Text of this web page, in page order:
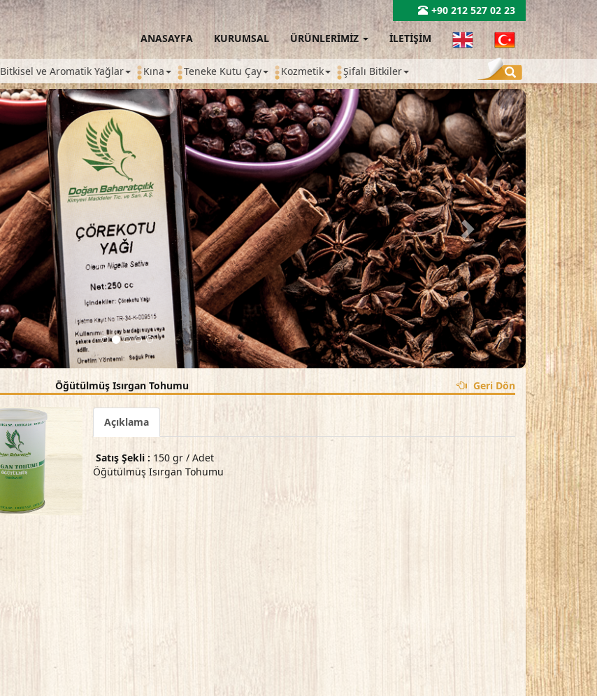
+90 212 527 02 23
ANASAYFA KURUMSAL ÜRÜNLERİMİZ İLETİŞİM
Bitkisel ve Aromatik Yağlar Kına Teneke Kutu Çay Kozmetik Şifalı Bitkiler
Öğütülmüş Isırgan Tohumu Geri Dön
Açıklama
Satış Şekli : 150 gr / Adet
Öğütülmüş Isırgan Tohumu